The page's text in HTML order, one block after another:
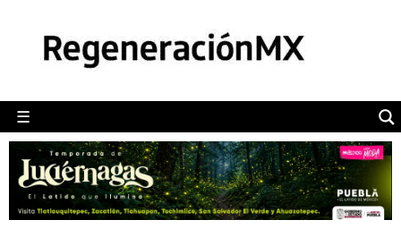
☰
POLÍTICA
CAMALEÓN
OPINIÓN
DEPORTES